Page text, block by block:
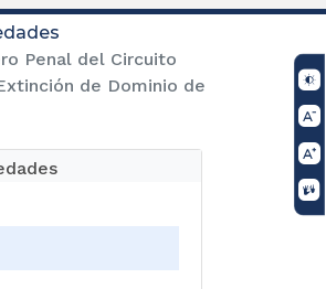
Penal del Circuito
de Dominio de